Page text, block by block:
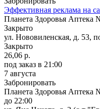
Эффективная реклама на
Планета Здоровья Аптека
Закрыто
ул. Нововиленская, д. 53,
Закрыто
26,06 р.
под заказ в 21:00
7 августа
Забронировать
Планета Здоровья Аптека
до 22:00